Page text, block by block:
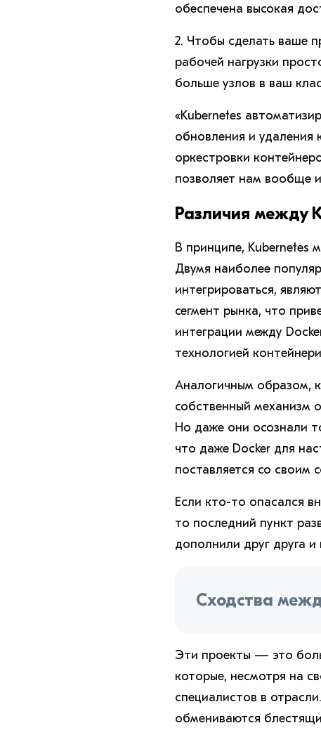
обеспечена высокая
2. Чтобы сделать ваше
рабочей нагрузки
больше узлов в ваш
«Kubernetes
обновления и
оркестровки
позволяет нам вообще
Различия между
В принципе, Kubernetes
Двумя наиболее
интегрироваться,
сегмент рынка, что
интеграции между
технологией
Аналогичным образом,
собственный механизм
Но даже они осознали
что даже Docker для
поставляется со своим
Если кто-то опасался
то последний пункт
дополнили друг друга
Сходства
Эти проекты — это
которые, несмотря на
специалистов в
обмениваются